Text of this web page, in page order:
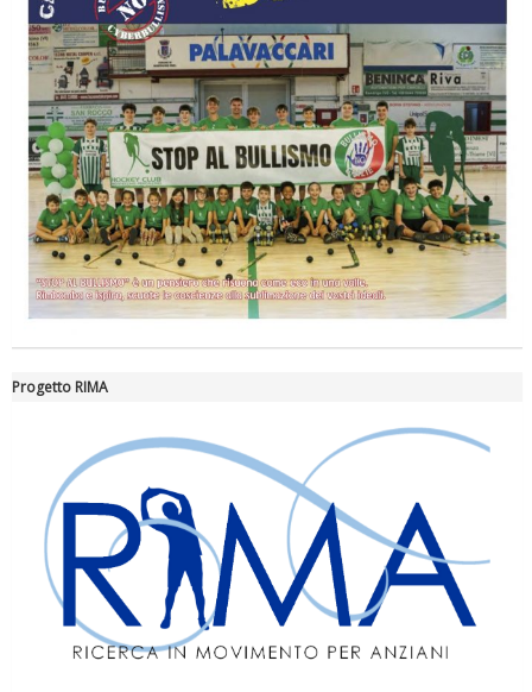
La formazione Uisp rallenta ma prosegue anche in estate
Tiziano Pesce nel Cda di Fondazione Terzjus: prima riunione a
Roma
Progetto RIMA